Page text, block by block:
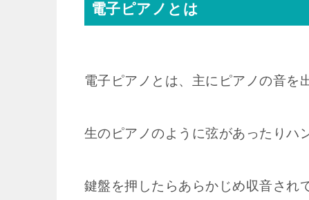
電子ピアノとは
電子ピアノとは、主にピアノの音を
生のピアノのように弦があったりハ
鍵盤を押したらあらかじめ収音され